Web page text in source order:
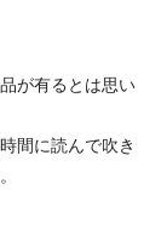
が有るとは思い
間に読んで吹き